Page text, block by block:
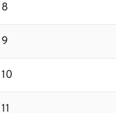
8
9
10
11